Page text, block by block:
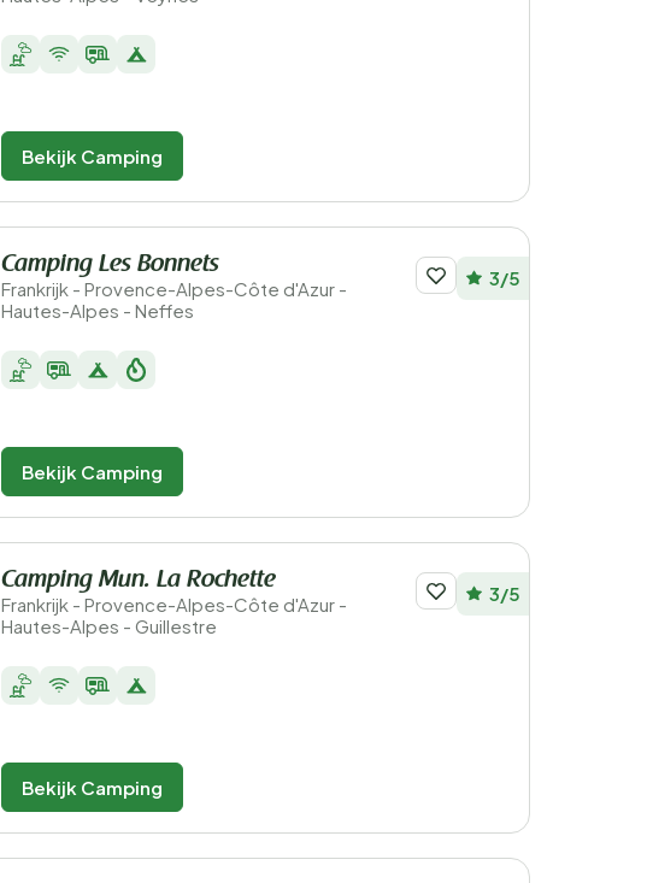
Bekijk Camping
Camping Les Bonnets
Frankrijk - Provence-Alpes-Côte d'Azur -
Hautes-Alpes - Neffes
3/5
Bekijk Camping
Camping Mun. La Rochette
Frankrijk - Provence-Alpes-Côte d'Azur -
Hautes-Alpes - Guillestre
3/5
Bekijk Camping